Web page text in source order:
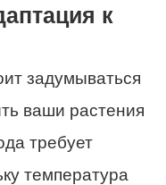
к
задумываться
ваши растения
требует
температура